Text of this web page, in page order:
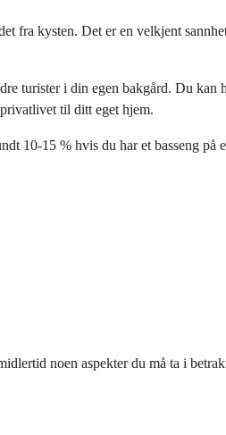
fra kysten. Det er en velkjent
turister i din egen bakgård. Du
til ditt eget hjem.
10-15 % hvis du har et basseng på
noen aspekter du må ta i